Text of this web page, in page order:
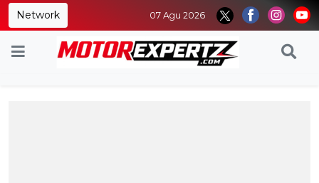
Network 07 Agu 2026